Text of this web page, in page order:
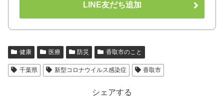
LINE友だち追加
健康 医療 防災 香取市のこと
千葉県 新型コロナウイルス感染症 香取市
シェアする